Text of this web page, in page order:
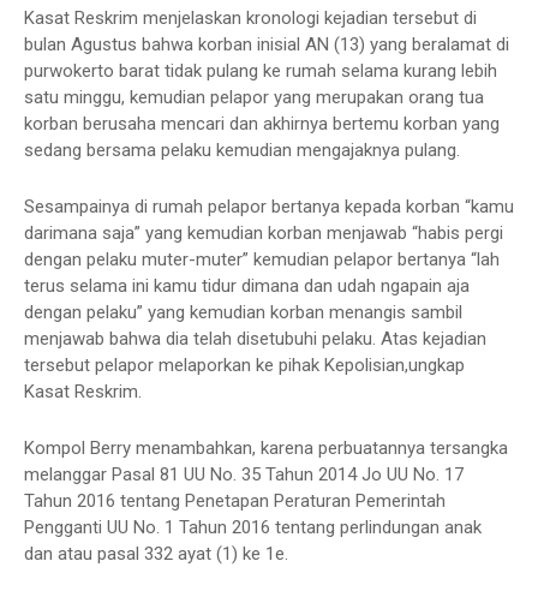
Kasat Reskrim menjelaskan kronologi kejadian tersebut di
bulan Agustus bahwa korban inisial AN (13) yang beralamat di
purwokerto barat tidak pulang ke rumah selama kurang lebih
satu minggu, kemudian pelapor yang merupakan orang tua
korban berusaha mencari dan akhirnya bertemu korban yang
sedang bersama pelaku kemudian mengajaknya pulang.
Sesampainya di rumah pelapor bertanya kepada korban “kamu
darimana saja” yang kemudian korban menjawab “habis pergi
dengan pelaku muter-muter” kemudian pelapor bertanya “lah
terus selama ini kamu tidur dimana dan udah ngapain aja
dengan pelaku” yang kemudian korban menangis sambil
menjawab bahwa dia telah disetubuhi pelaku. Atas kejadian
tersebut pelapor melaporkan ke pihak Kepolisian,ungkap
Kasat Reskrim.
Kompol Berry menambahkan, karena perbuatannya tersangka
melanggar Pasal 81 UU No. 35 Tahun 2014 Jo UU No. 17
Tahun 2016 tentang Penetapan Peraturan Pemerintah
Pengganti UU No. 1 Tahun 2016 tentang perlindungan anak
dan atau pasal 332 ayat (1) ke 1e.